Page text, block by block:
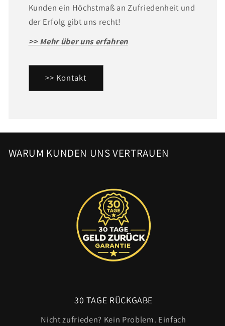
Kunden ein Höchstmaß an Zufriedenheit und
der Erfolg gibt uns recht!
>> Mehr über uns erfahren
>> Kontakt
WARUM KUNDEN UNS VERTRAUEN
30 TAGE RÜCKGABE
Nicht zufrieden? Kein Problem. Einfach